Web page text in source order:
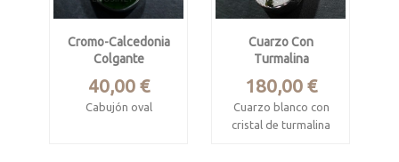
Cromo-Calcedonia
Colgante
Precio
40,00 €
Cabujón oval
Cuarzo Con
Turmalina
Precio
180,00 €
Cuarzo blanco con
cristal de turmalina